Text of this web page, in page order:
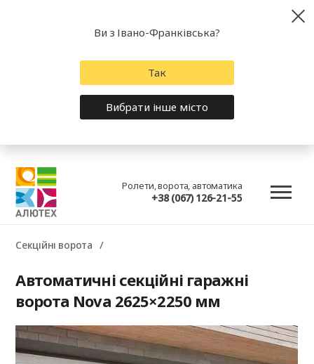
Ролети, ворота, автоматика
+38 (067) 126-21-55
Секційні ворота
Автоматичні секційні гаражні
ворота Nova 2625×2250 мм
Ви з Івано-Франківська?
Так
Вибрати інше місто